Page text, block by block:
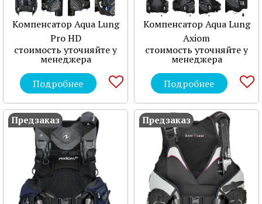
Компенсатор Aqua Lung
Pro HD
стоимость уточняйте у
менеджера
Подробнее
Компенсатор Aqua Lung
Axiom
стоимость уточняйте у
менеджера
Подробнее
Предзаказ Предзаказ